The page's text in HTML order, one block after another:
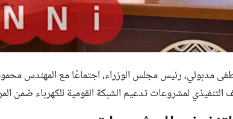
مدبولي، رئيس مجلس الوزراء، اجتماعًا مع المهندس
لمشروعات تدعيم الشبكة القومية للكهرباء ضمن